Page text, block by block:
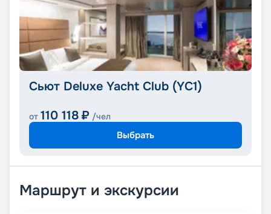
Сьют Deluxe Yacht Club (YC1)
от 110 118 ₽ /чел
Выбрать
Маршрут и экскурсии